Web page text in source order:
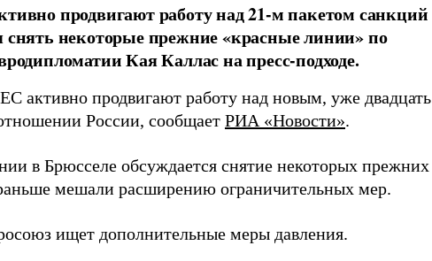
продвигают работу над 21-м пакетом санкций
снять некоторые прежние «красные линии» по
Кая Каллас на пресс-подходе.
активно продвигают работу над новым, уже двадцать
России, сообщает РИА «Новости».
в Брюсселе обсуждается снятие некоторых прежних
мешали расширению ограничительных мер.
ищет дополнительные меры давления.